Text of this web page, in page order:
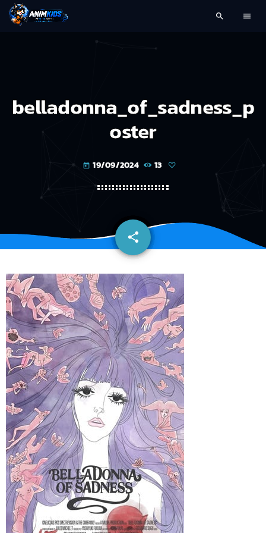
search menu
belladonna_of_sadness_p
oster
today 19/09/2024 13
share
email